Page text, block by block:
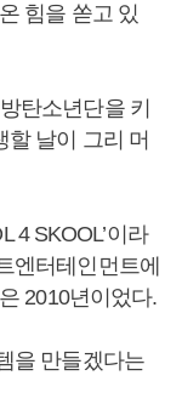
힘을 쏟고 있
탄소년단을 키
날이 그리 머
4 SKOOL’이라
엔터테인먼트에
2010년이었다.
을 만들겠다는